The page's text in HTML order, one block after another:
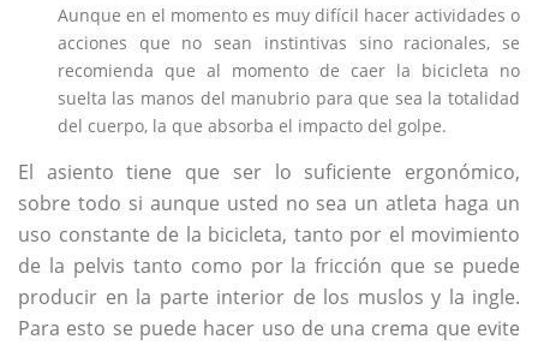
Aunque en el momento es muy difícil hacer actividades o
acciones que no sean instintivas sino racionales, se
recomienda que al momento de caer la bicicleta no
suelta las manos del manubrio para que sea la totalidad
del cuerpo, la que absorba el impacto del golpe.
El asiento tiene que ser lo suficiente ergonómico,
sobre todo si aunque usted no sea un atleta haga un
uso constante de la bicicleta, tanto por el movimiento
de la pelvis tanto como por la fricción que se puede
producir en la parte interior de los muslos y la ingle.
Para esto se puede hacer uso de una crema que evite